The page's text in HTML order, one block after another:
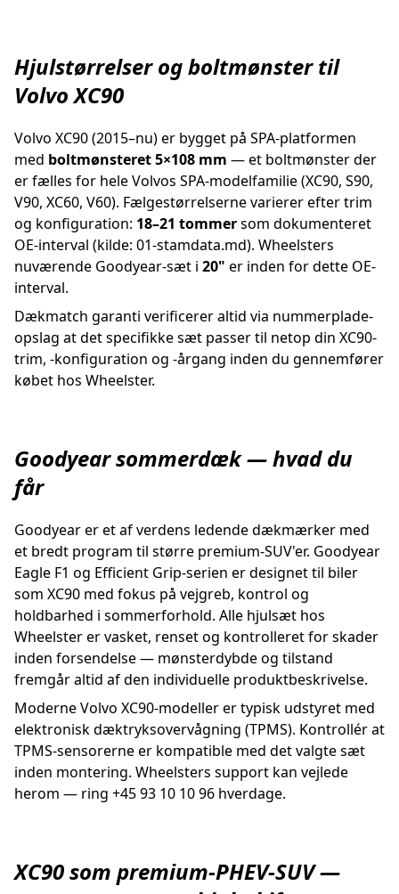
Hjulstørrelser og boltmønster til
Volvo XC90
Volvo XC90 (2015–nu) er bygget på SPA-platformen
med boltmønsteret 5×108 mm — et boltmønster der
er fælles for hele Volvos SPA-modelfamilie (XC90, S90,
V90, XC60, V60). Fælgestørrelserne varierer efter trim
og konfiguration: 18–21 tommersom dokumenteret
OE-interval (kilde: 01-stamdata.md). Wheelsters
nuværende Goodyear-sæt i 20" er inden for dette OE-
interval.
Dækmatch garanti verificerer altid via nummerplade-
opslag at det specifikke sæt passer til netop din XC90-
trim, -konfiguration og -årgang inden du gennemfører
købet hos Wheelster.
Goodyear sommerdæk — hvad du
får
Goodyear er et af verdens ledende dækmærker med
et bredt program til større premium-SUV'er. Goodyear
Eagle F1 og Efficient Grip-serien er designet til biler
som XC90 med fokus på vejgreb, kontrol og
holdbarhed i sommerforhold. Alle hjulsæt hos
Wheelster er vasket, renset og kontrolleret for skader
inden forsendelse — mønsterdybde og tilstand
fremgår altid af den individuelle produktbeskrivelse.
Moderne Volvo XC90-modeller er typisk udstyret med
elektronisk dæktryksovervågning (TPMS). Kontrollér at
TPMS-sensorerne er kompatible med det valgte sæt
inden montering. Wheelsters support kan vejlede
herom — ring +45 93 10 10 96 hverdage.
XC90 som premium-PHEV-SUV —